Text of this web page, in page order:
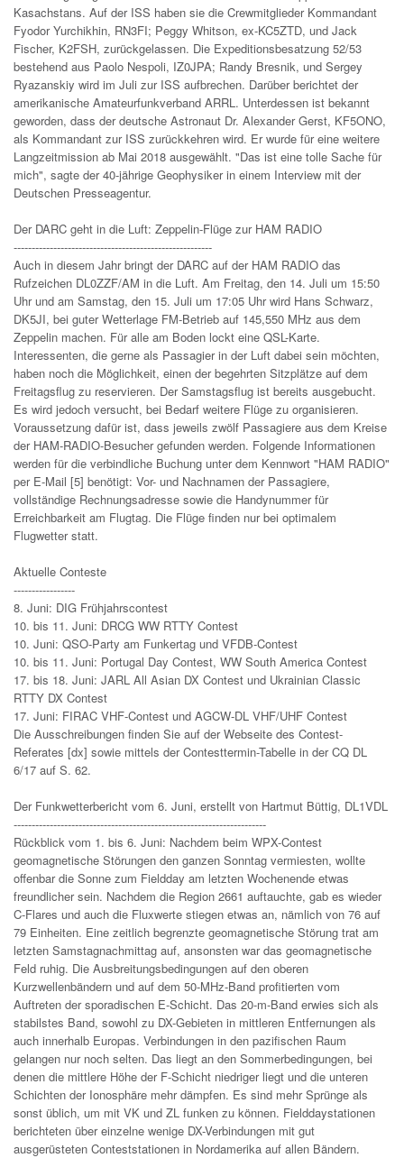
Kasachstans. Auf der ISS haben sie die Crewmitglieder Kommandant
Fyodor Yurchikhin, RN3FI; Peggy Whitson, ex-KC5ZTD, und Jack
Fischer, K2FSH, zurückgelassen. Die Expeditionsbesatzung 52/53
bestehend aus Paolo Nespoli, IZ0JPA; Randy Bresnik, und Sergey
Ryazanskiy wird im Juli zur ISS aufbrechen. Darüber berichtet der
amerikanische Amateurfunkverband ARRL. Unterdessen ist bekannt
geworden, dass der deutsche Astronaut Dr. Alexander Gerst, KF5ONO,
als Kommandant zur ISS zurückkehren wird. Er wurde für eine weitere
Langzeitmission ab Mai 2018 ausgewählt. "Das ist eine tolle Sache für
mich", sagte der 40-jährige Geophysiker in einem Interview mit der
Deutschen Presseagentur.
Der DARC geht in die Luft: Zeppelin-Flüge zur HAM RADIO
-------------------------------------------------------
Auch in diesem Jahr bringt der DARC auf der HAM RADIO das
Rufzeichen DL0ZZF/AM in die Luft. Am Freitag, den 14. Juli um 15:50
Uhr und am Samstag, den 15. Juli um 17:05 Uhr wird Hans Schwarz,
DK5JI, bei guter Wetterlage FM-Betrieb auf 145,550 MHz aus dem
Zeppelin machen. Für alle am Boden lockt eine QSL-Karte.
Interessenten, die gerne als Passagier in der Luft dabei sein möchten,
haben noch die Möglichkeit, einen der begehrten Sitzplätze auf dem
Freitagsflug zu reservieren. Der Samstagsflug ist bereits ausgebucht.
Es wird jedoch versucht, bei Bedarf weitere Flüge zu organisieren.
Voraussetzung dafür ist, dass jeweils zwölf Passagiere aus dem Kreise
der HAM-RADIO-Besucher gefunden werden. Folgende Informationen
werden für die verbindliche Buchung unter dem Kennwort "HAM RADIO"
per E-Mail [5] benötigt: Vor- und Nachnamen der Passagiere,
vollständige Rechnungsadresse sowie die Handynummer für
Erreichbarkeit am Flugtag. Die Flüge finden nur bei optimalem
Flugwetter statt.
Aktuelle Conteste
-----------------
8. Juni: DIG Frühjahrscontest
10. bis 11. Juni: DRCG WW RTTY Contest
10. Juni: QSO-Party am Funkertag und VFDB-Contest
10. bis 11. Juni: Portugal Day Contest, WW South America Contest
17. bis 18. Juni: JARL All Asian DX Contest und Ukrainian Classic
RTTY DX Contest
17. Juni: FIRAC VHF-Contest und AGCW-DL VHF/UHF Contest
Die Ausschreibungen finden Sie auf der Webseite des Contest-
Referates [dx] sowie mittels der Contesttermin-Tabelle in der CQ DL
6/17 auf S. 62.
Der Funkwetterbericht vom 6. Juni, erstellt von Hartmut Büttig, DL1VDL
----------------------------------------------------------------------
Rückblick vom 1. bis 6. Juni: Nachdem beim WPX-Contest
geomagnetische Störungen den ganzen Sonntag vermiesten, wollte
offenbar die Sonne zum Fieldday am letzten Wochenende etwas
freundlicher sein. Nachdem die Region 2661 auftauchte, gab es wieder
C-Flares und auch die Fluxwerte stiegen etwas an, nämlich von 76 auf
79 Einheiten. Eine zeitlich begrenzte geomagnetische Störung trat am
letzten Samstagnachmittag auf, ansonsten war das geomagnetische
Feld ruhig. Die Ausbreitungsbedingungen auf den oberen
Kurzwellenbändern und auf dem 50-MHz-Band profitierten vom
Auftreten der sporadischen E-Schicht. Das 20-m-Band erwies sich als
stabilstes Band, sowohl zu DX-Gebieten in mittleren Entfernungen als
auch innerhalb Europas. Verbindungen in den pazifischen Raum
gelangen nur noch selten. Das liegt an den Sommerbedingungen, bei
denen die mittlere Höhe der F-Schicht niedriger liegt und die unteren
Schichten der Ionosphäre mehr dämpfen. Es sind mehr Sprünge als
sonst üblich, um mit VK und ZL funken zu können. Fielddaystationen
berichteten über einzelne wenige DX-Verbindungen mit gut
ausgerüsteten Conteststationen in Nordamerika auf allen Bändern.